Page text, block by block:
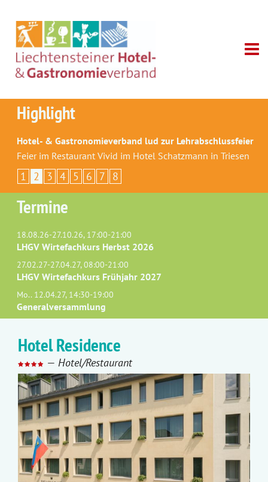
Highlight
Hotel- & Gastronomieverband lud zur Lehrabschlussfeier
Feier im Restaurant Vivid im Hotel Schatzmann in Triesen
1 2 3 4 5 6 7 8
Termine
18.08.26-27.10.26, 17:00-21:00
LHGV Wirtefachkurs Herbst 2026
27.02.27-27.04.27, 08:00-21:00
LHGV Wirtefachkurs Frühjahr 2027
Mo.. 12.04.27, 14:30-19:00
Generalversammlung
Hotel Residence
— Hotel/Restaurant